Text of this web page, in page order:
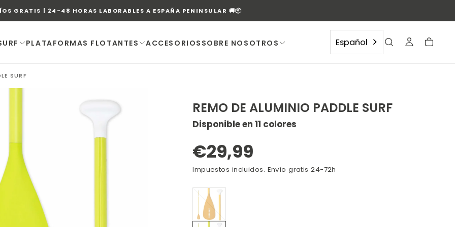
GRATIS | 24-48 HORAS LABORABLES A ESPAÑA PENINSULAR 🚚📦
PLATAFORMAS FLOTANTES ACCESORIOS SOBRE NOSOTROS Español
SURF
REMO DE ALUMINIO PADDLE SURF
Disponible en 11 colores
Precio
regular
€29,99
Impuestos incluidos. Envío gratis 24-72h
NARANJA
VARIANTE